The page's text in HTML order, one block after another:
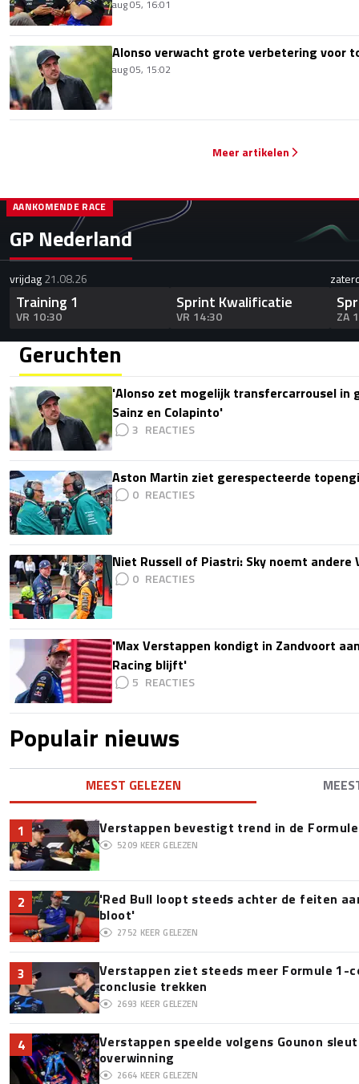
aug 05, 16:01
Alonso verwacht grote verbetering voor
aug 05, 15:02
Meer artikelen
GP Nederland
AANKOMENDE RACE
vrijdag21.08.26
Training 1
VR 10:30
Sprint Kwalificatie
VR 14:30 ZA
Geruchten
'Alonso zet mogelijk transfercarrousel in
Sainz en Colapinto'
3
Aston Martin ziet gerespecteerde
0
Niet Russell of Piastri: Sky noemt
0
'Max Verstappen kondigt in Zandvoort
Racing blijft'
5
Populair nieuws
MEEST GELEZEN
1 Verstappen bevestigt trend in de
5209 KEER GELEZEN
2
'Red Bull loopt steeds achter de feiten
bloot'
2752 KEER GELEZEN
3
Verstappen ziet steeds meer Formule 1-
conclusie trekken
2693 KEER GELEZEN
4
Verstappen speelde volgens Gounon
overwinning
2664 KEER GELEZEN